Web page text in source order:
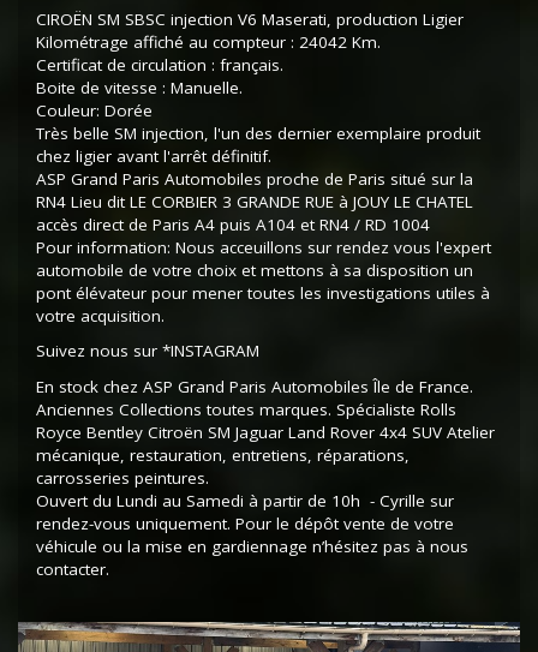
CIROËN SM SBSC injection V6 Maserati, production Ligier
Kilométrage affiché au compteur : 24042 Km.
Certificat de circulation : français.
Boite de vitesse : Manuelle.
Couleur: Dorée
Très belle SM injection, l'un des dernier exemplaire produit
chez ligier avant l'arrêt définitif.
ASP Grand Paris Automobiles proche de Paris situé sur la
RN4 Lieu dit LE CORBIER 3 GRANDE RUE à JOUY LE CHATEL
accès direct de Paris A4 puis A104 et RN4 / RD 1004
Pour information: Nous acceuillons sur rendez vous l'expert
automobile de votre choix et mettons à sa disposition un
pont élévateur pour mener toutes les investigations utiles à
votre acquisition.
Suivez nous sur *INSTAGRAM
En stock chez ASP Grand Paris Automobiles Île de France.
Anciennes Collections toutes marques. Spécialiste Rolls
Royce Bentley Citroën SM Jaguar Land Rover 4x4 SUV Atelier
mécanique, restauration, entretiens, réparations,
carrosseries peintures.
Ouvert du Lundi au Samedi à partir de 10h - Cyrille sur
rendez-vous uniquement. Pour le dépôt vente de votre
véhicule ou la mise en gardiennage n’hésitez pas à nous
contacter.